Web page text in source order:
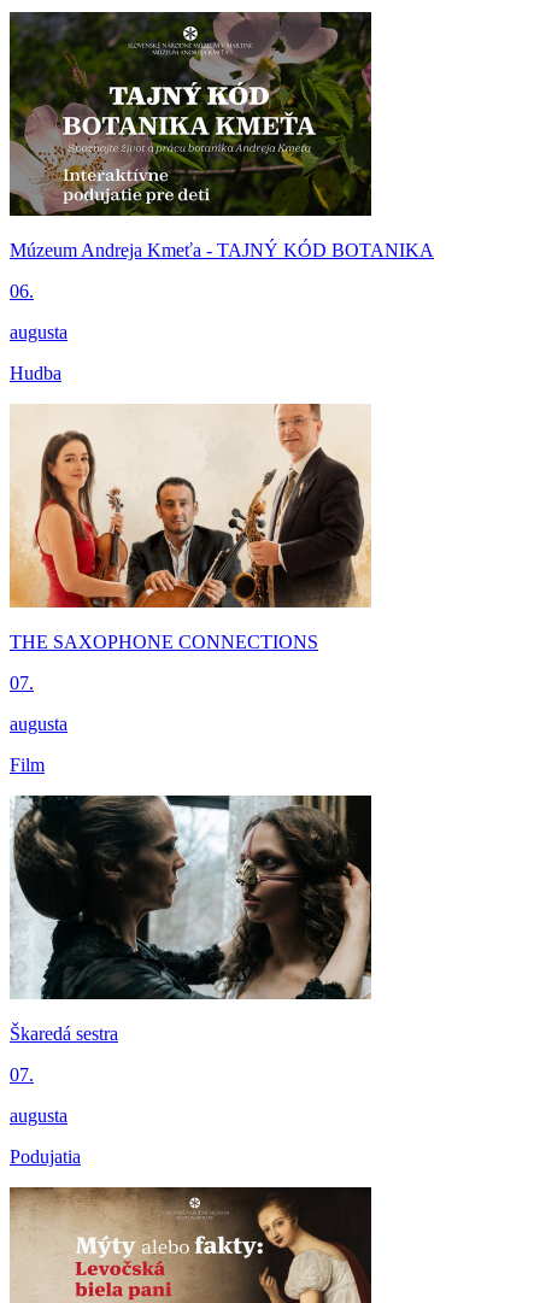
Múzeum Andreja Kmeťa - TAJNÝ KÓD BOTANIKA
06.
augusta
Hudba
THE SAXOPHONE CONNECTIONS
07.
augusta
Film
Škaredá sestra
07.
augusta
Podujatia